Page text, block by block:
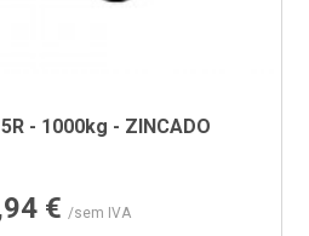
- 1000kg - ZINCADO
Preço
€ /sem IVA